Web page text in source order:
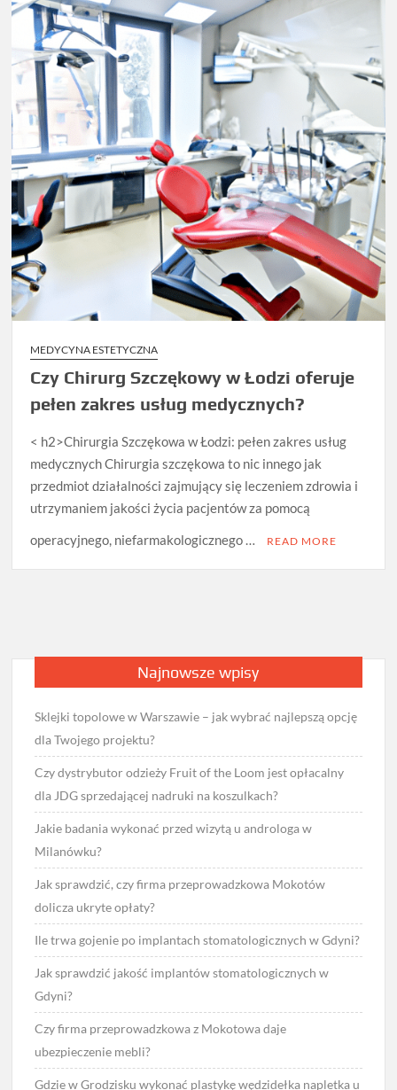
MEDYCYNA ESTETYCZNA
Czy Chirurg Szczękowy w Łodzi oferuje
pełen zakres usług medycznych?
< h2>Chirurgia Szczękowa w Łodzi: pełen zakres usług
medycznych Chirurgia szczękowa to nic innego jak
przedmiot działalności zajmujący się leczeniem zdrowia i
utrzymaniem jakości życia pacjentów za pomocą
operacyjnego, niefarmakologicznego …
READ MORE
Najnowsze wpisy
Sklejki topolowe w Warszawie – jak wybrać najlepszą opcję
dla Twojego projektu?
Czy dystrybutor odzieży Fruit of the Loom jest opłacalny
dla JDG sprzedającej nadruki na koszulkach?
Jakie badania wykonać przed wizytą u androloga w
Milanówku?
Jak sprawdzić, czy firma przeprowadzkowa Mokotów
dolicza ukryte opłaty?
Ile trwa gojenie po implantach stomatologicznych w Gdyni?
Jak sprawdzić jakość implantów stomatologicznych w
Gdyni?
Czy firma przeprowadzkowa z Mokotowa daje
ubezpieczenie mebli?
Gdzie w Grodzisku wykonać plastykę wędzidełka napletka u